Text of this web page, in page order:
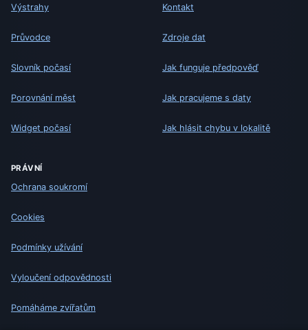
Výstrahy
Průvodce
Slovník počasí
Porovnání měst
Widget počasí
Kontakt
Zdroje dat
Jak funguje předpověď
Jak pracujeme s daty
Jak hlásit chybu v lokalitě
PRÁVNÍ
Ochrana soukromí
Cookies
Podmínky užívání
Vyloučení odpovědnosti
Pomáháme zvířatům